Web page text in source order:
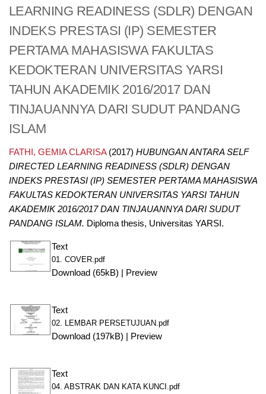
LEARNING READINESS (SDLR) DENGAN
INDEKS PRESTASI (IP) SEMESTER
PERTAMA MAHASISWA FAKULTAS
KEDOKTERAN UNIVERSITAS YARSI
TAHUN AKADEMIK 2016/2017 DAN
TINJAUANNYA DARI SUDUT PANDANG
ISLAM
FATHI, GEMIA CLARISA(2017) HUBUNGAN ANTARA SELF
DIRECTED LEARNING READINESS (SDLR) DENGAN
INDEKS PRESTASI (IP) SEMESTER PERTAMA MAHASISWA
FAKULTAS KEDOKTERAN UNIVERSITAS YARSI TAHUN
AKADEMIK 2016/2017 DAN TINJAUANNYA DARI SUDUT
PANDANG ISLAM. Diploma thesis, Universitas YARSI.
Text
01. COVER.pdf
Download (65kB) Preview
Text
02. LEMBAR PERSETUJUAN.pdf
Download (197kB) Preview
Text
04. ABSTRAK DAN KATA KUNCI.pdf